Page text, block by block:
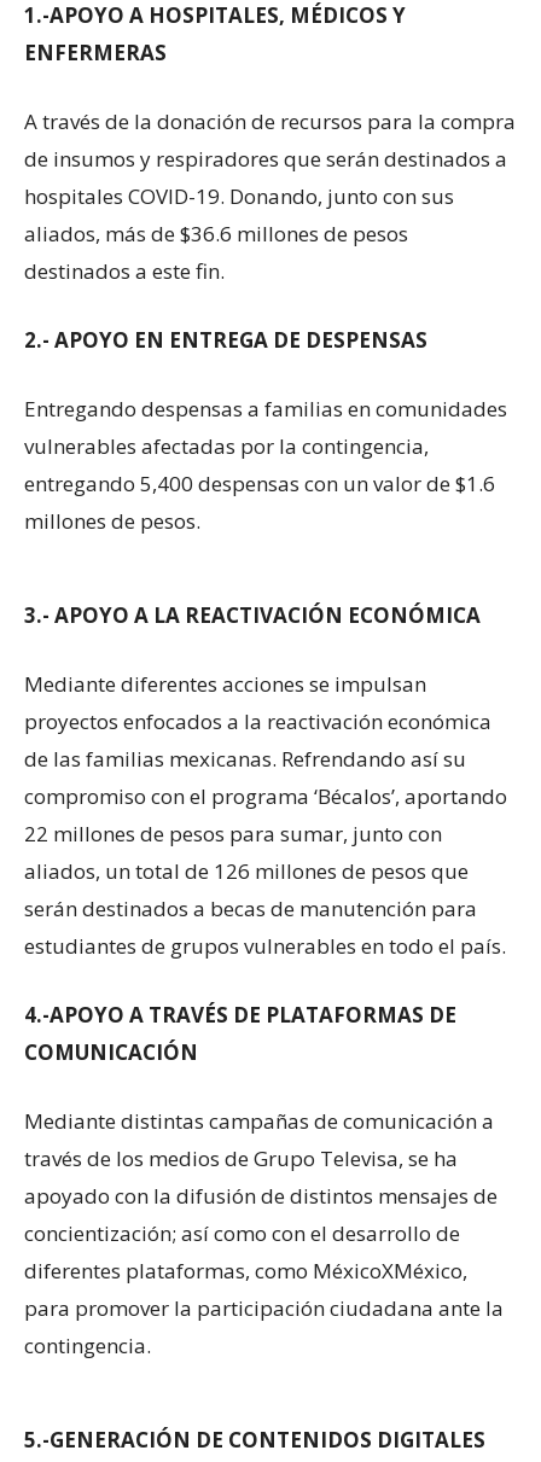
1.-APOYO A HOSPITALES, MÉDICOS Y
ENFERMERAS
A través de la donación de recursos para la compra
de insumos y respiradores que serán destinados a
hospitales COVID-19. Donando, junto con sus
aliados, más de $36.6 millones de pesos
destinados a este fin.
2.- APOYO EN ENTREGA DE DESPENSAS
Entregando despensas a familias en comunidades
vulnerables afectadas por la contingencia,
entregando 5,400 despensas con un valor de $1.6
millones de pesos.
3.- APOYO A LA REACTIVACIÓN ECONÓMICA
Mediante diferentes acciones se impulsan
proyectos enfocados a la reactivación económica
de las familias mexicanas. Refrendando así su
compromiso con el programa ‘Bécalos’, aportando
22 millones de pesos para sumar, junto con
aliados, un total de 126 millones de pesos que
serán destinados a becas de manutención para
estudiantes de grupos vulnerables en todo el país.
4.-APOYO A TRAVÉS DE PLATAFORMAS DE
COMUNICACIÓN
Mediante distintas campañas de comunicación a
través de los medios de Grupo Televisa, se ha
apoyado con la difusión de distintos mensajes de
concientización; así como con el desarrollo de
diferentes plataformas, como MéxicoXMéxico,
para promover la participación ciudadana ante la
contingencia.
5.-GENERACIÓN DE CONTENIDOS DIGITALES